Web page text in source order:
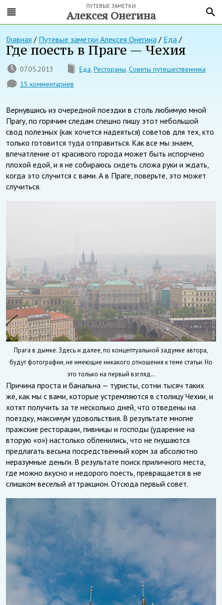
ПУТЕВЫЕ ЗАМЕТКИ
Алексея Онегина
Главная / Путевые заметки Алексея Онегина / Еда /
Где поесть в Праге — Чехия
07.05.2013 Еда, Рестораны, Советы путешественника
15 комментариев
Вернувшись из очередной поездки в столь любимую мной
Прагу, по горячим следам спешно пишу этот небольшой
свод полезных (как хочется надеяться) советов для тех, кто
только готовится туда отправиться. Как все мы знаем,
впечатление от красивого города может быть испорчено
плохой едой, и я не собираюсь сидеть сложа руки и ждать,
когда это случится с вами. А в Праге, поверьте, это может
случиться.
Прага в дымке. Здесь и далее, по концептуальной задумке автора,
будут фотографии, не имеющие никакого отношения к теме статьи. Но
это только на первый взгляд…
Причина проста и банальна — туристы, сотни тысяч таких
же, как мы с вами, которые устремляются в столицу Чехии, и
хотят получить за те несколько дней, что отведены на
поездку, максимум удовольствия. В результате многие
пражские ресторации, пивницы и господы (ударение на
вторую «о») настолько обленились, что не гнушаются
предлагать весьма посредственный корм за абсолютно
неразумные деньги. В результате поиск приличного места,
где можно вкусно и недорого поесть, превращается в не
слишком веселый аттракцион. Отсюда первый совет.